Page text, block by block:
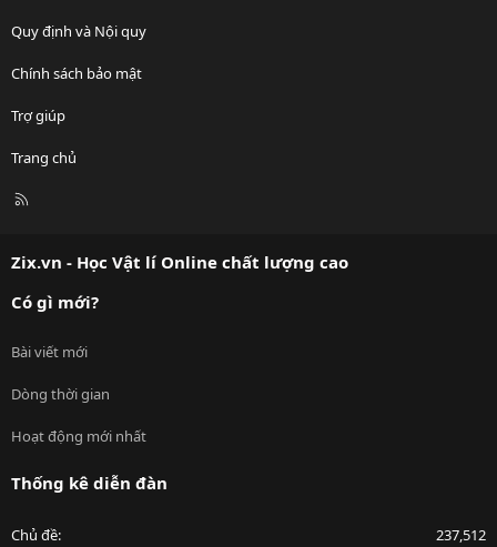
Quy định và Nội quy
Chính sách bảo mật
Trợ giúp
Trang chủ
R
Zix.vn - Học Vật lí Online chất lượng cao
Có gì mới?
Bài viết mới
Dòng thời gian
Hoạt động mới nhất
Thống kê diễn đàn
Chủ đề 237,512